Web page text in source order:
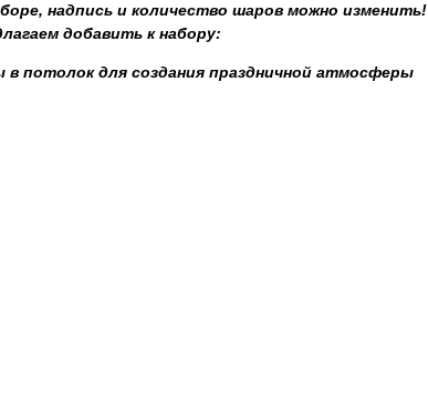
надпись и количество шаров можно изменить!
добавить к набору:
потолок для создания праздничной атмосферы